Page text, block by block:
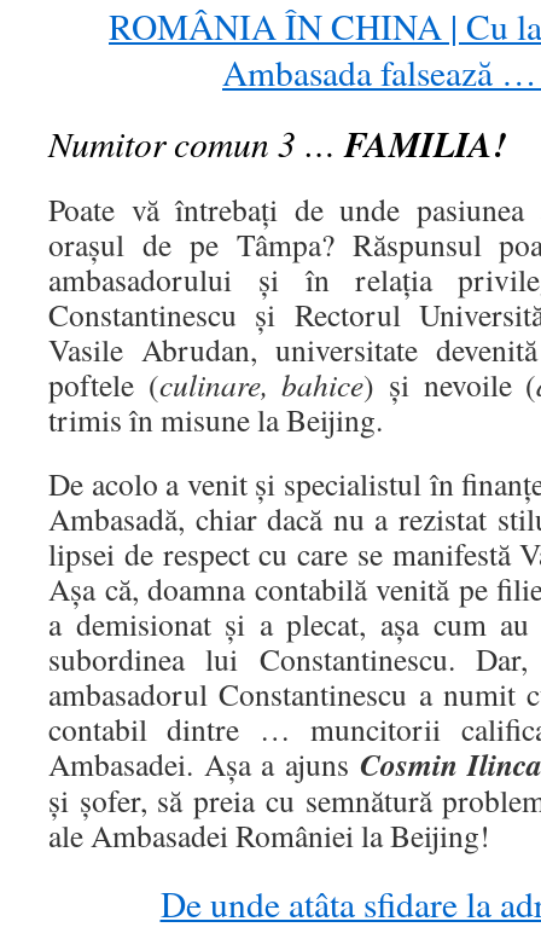
ROMÂNIA ÎN CHINA | Cu
Ambasada falsează
Numitor comun 3 … FAMILIA!
Poate vă întrebați de unde pasiunea
orașul de pe Tâmpa? Răspunsul
ambasadorului și în relația
Constantinescu și Rectorul
Vasile Abrudan, universitate
poftele (culinare, bahice) și nevoile (
trimis în misune la Beijing.
De acolo a venit și specialistul în
Ambasadă, chiar dacă nu a rezistat
lipsei de respect cu care se manifestă
Așa că, doamna contabilă venită pe
a demisionat și a plecat, așa cum
subordinea lui Constantinescu.
ambasadorul Constantinescu a numit
contabil dintre … muncitorii
Ambasadei. Așa a ajuns Cosmin
și șofer, să preia cu semnătură
ale Ambasadei României la Beijing!
De unde atâta sfidare la